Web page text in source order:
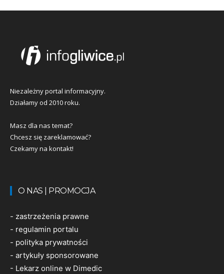
Niezależny portal informacyjny.
Działamy od 2010 roku.
Masz dla nas temat?
Chcesz się zareklamować?
Czekamy na kontakt!
O NAS | PROMOCJA
- zastrzeżenia prawne
- regulamin portalu
- polityka prywatności
- artykuły sponsorowane
- Lekarz online w Dimedic